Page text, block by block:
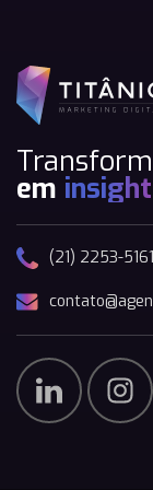
em
(21) 2253-5161